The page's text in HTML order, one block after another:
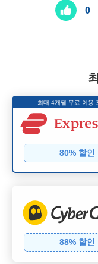
0
최대 4개월 무료 이용
80% 할인
88% 할인